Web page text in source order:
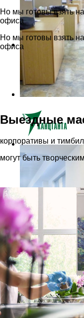
Но мы готовы взять
офиса
Но мы готовы взять
офиса
Выездные
корпоративы и
могут быть